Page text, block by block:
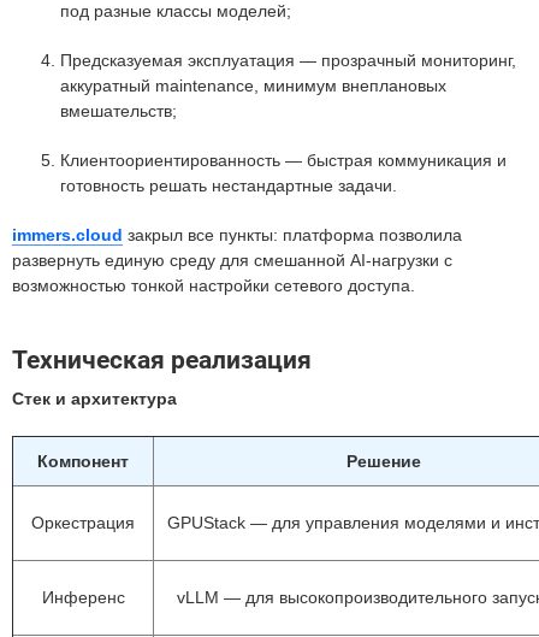
под разные классы моделей;
Предсказуемая эксплуатация — прозрачный мониторинг,
аккуратный maintenance, минимум внеплановых
вмешательств;
Клиентоориентированность — быстрая коммуникация и
готовность решать нестандартные задачи.
immers.cloud закрыл все пункты: платформа позволила
развернуть единую среду для смешанной AI-нагрузки с
возможностью тонкой настройки сетевого доступа.
Техническая реализация
Стек и архитектура
Компонент Решение
Оркестрация GPUStack — для управления моделями и
Инференс vLLM — для высокопроизводительного